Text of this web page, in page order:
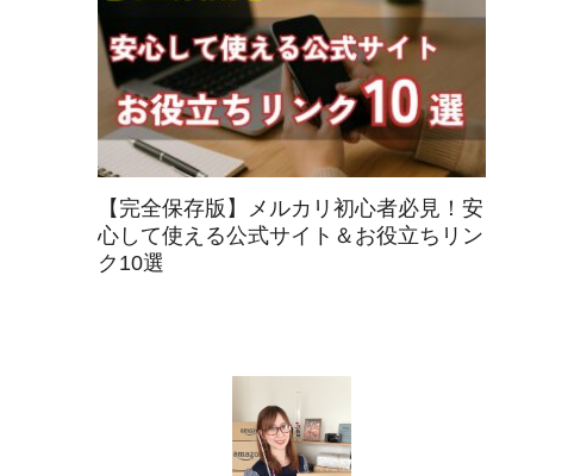
【完全保存版】メルカリ初心者必見！安
心して使える公式サイト＆お役立ちリン
ク10選